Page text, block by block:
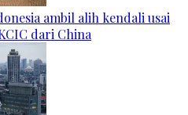
ambil alih kendali usai
dari China